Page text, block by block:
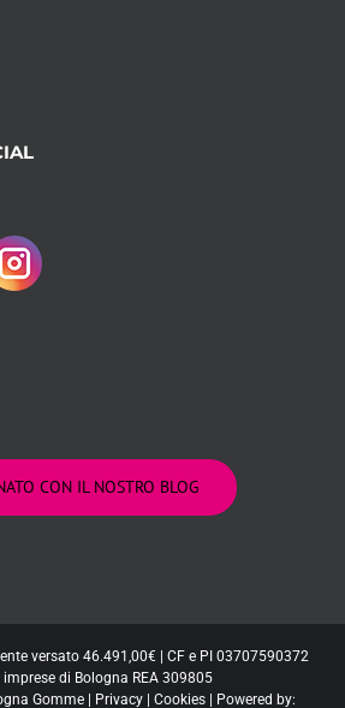
CON IL NOSTRO BLOG
versato 46.491,00€ | CF e PI 03707590372
imprese di Bologna REA 309805
Gomme | Privacy | Cookies | Powered by: